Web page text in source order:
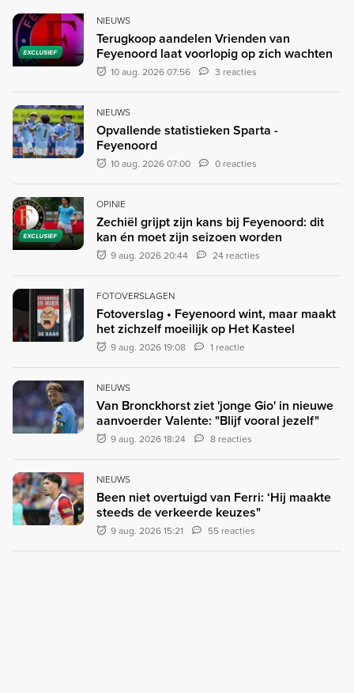
EXCLUSIEF
NIEUWS
Terugkoop aandelen Vrienden van
Feyenoord laat voorlopig op zich wachten
10 aug. 2026 07:56 3 reacties
NIEUWS
Opvallende statistieken Sparta -
Feyenoord
10 aug. 2026 07:00 0 reacties
EXCLUSIEF
OPINIE
Zechiël grijpt zijn kans bij Feyenoord: dit
kan én moet zijn seizoen worden
9 aug. 2026 20:44 24 reacties
FOTOVERSLAGEN
Fotoverslag • Feyenoord wint, maar maakt
het zichzelf moeilijk op Het Kasteel
9 aug. 2026 19:08 1 reactie
NIEUWS
Van Bronckhorst ziet 'jonge Gio' in nieuwe
aanvoerder Valente: "Blijf vooral jezelf"
9 aug. 2026 18:24 8 reacties
NIEUWS
Been niet overtuigd van Ferri: ‘Hij maakte
steeds de verkeerde keuzes"
9 aug. 2026 15:21 55 reacties